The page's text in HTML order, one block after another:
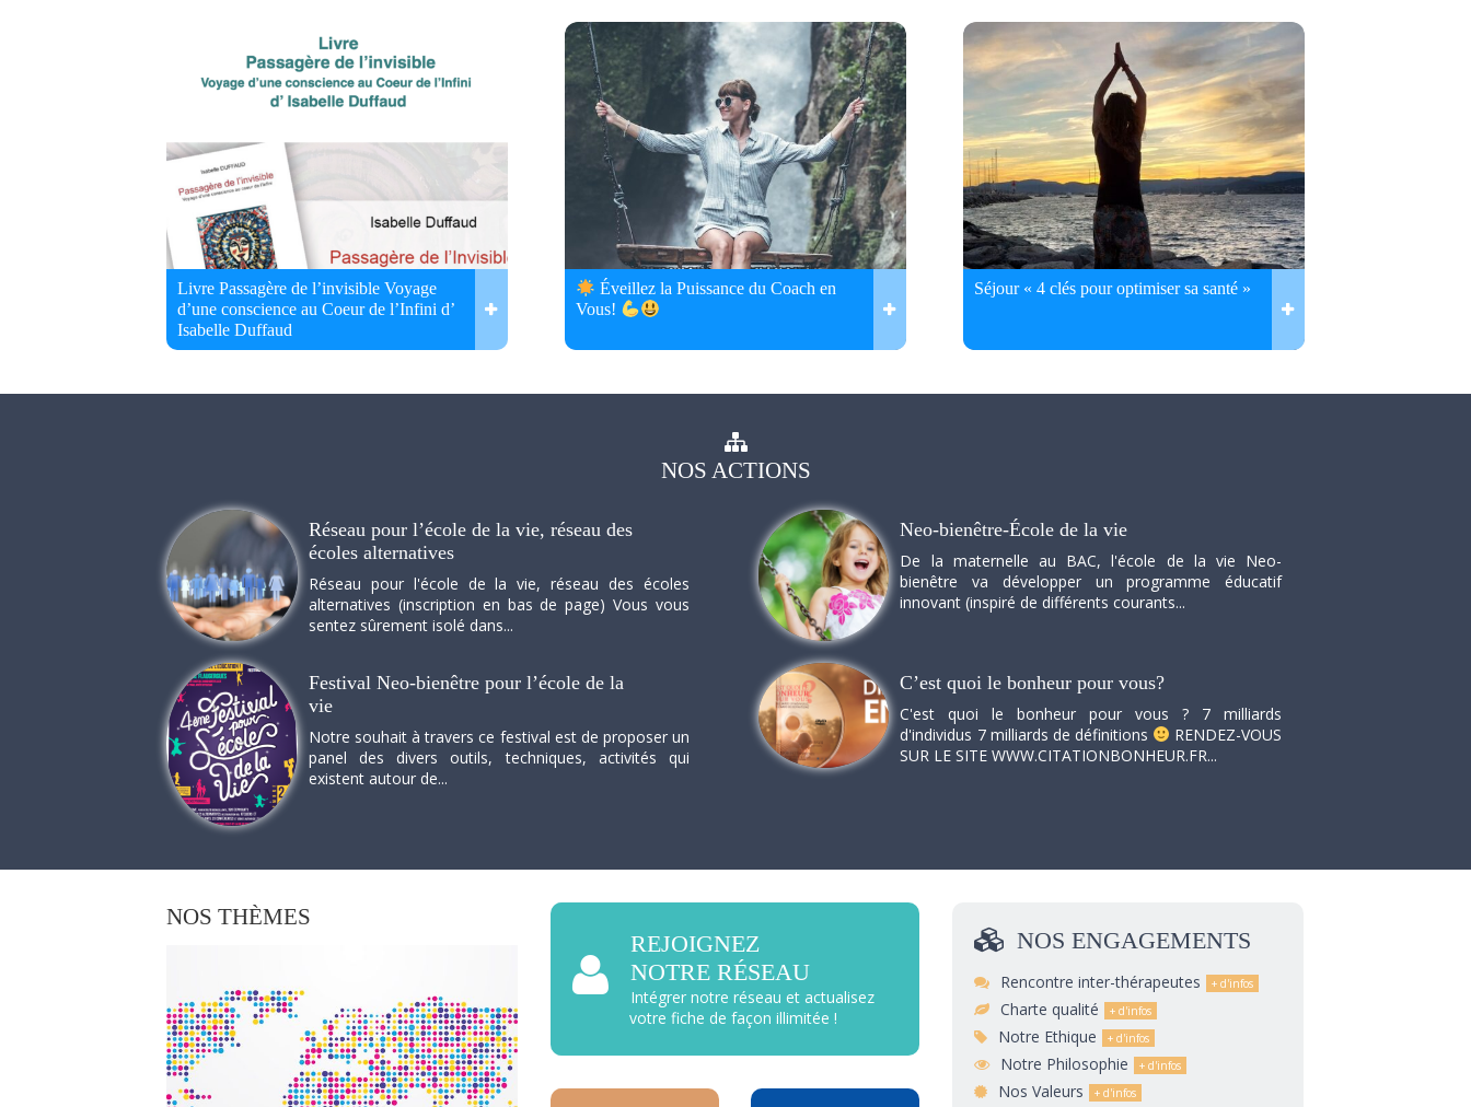
Livre Passagère de l’invisible Voyage
d’une conscience au Coeur de l’Infini d’
Isabelle Duffaud
Éveillez la Puissance du Coach en
Vous!
Séjour « 4 clés pour optimiser sa santé »
NOS ACTIONS
Réseau pour l’école de la vie, réseau des
écoles alternatives
Réseau pour l'école de la vie, réseau des écoles
alternatives (inscription en bas de page) Vous vous
sentez sûrement isolé dans...
Neo-bienêtre-École de la vie
De la maternelle au BAC, l'école de la vie Neo-
bienêtre va développer un programme éducatif
innovant (inspiré de différents courants...
Festival Neo-bienêtre pour l’école de la
vie
Notre souhait à travers ce festival est de proposer un
panel des divers outils, techniques, activités qui
existent autour de...
C’est quoi le bonheur pour vous?
C'est quoi le bonheur pour vous ? 7 milliards
d'individus 7 milliards de définitions
RENDEZ-VOUS
SUR LE SITE WWW.CITATIONBONHEUR.FR...
NOS THÈMES
REJOIGNEZ
NOTRE RÉSEAU
Intégrer notre réseau et actualisez
votre fiche de façon illimitée !
NOS ENGAGEMENTS
Rencontre inter-thérapeutes
Charte qualité
Notre Ethique
Notre Philosophie
Nos Valeurs